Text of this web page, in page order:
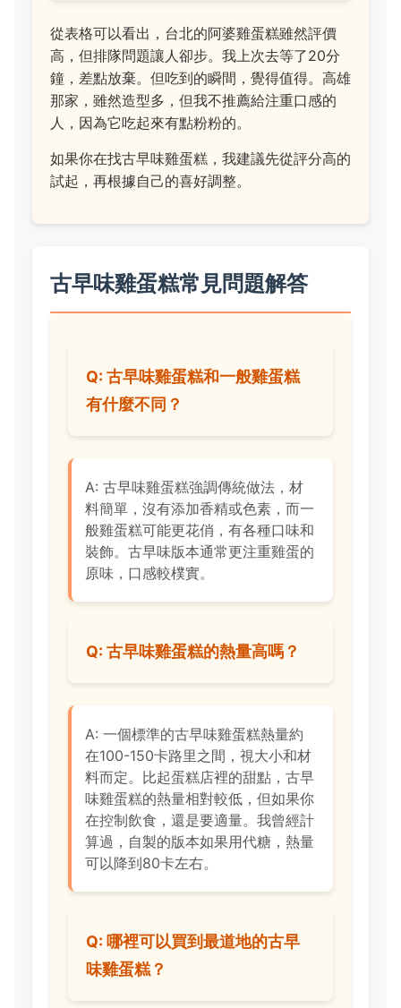
從表格可以看出，台北的阿婆雞蛋糕雖然評價
高，但排隊問題讓人卻步。我上次去等了20分
鐘，差點放棄。但吃到的瞬間，覺得值得。高雄
那家，雖然造型多，但我不推薦給注重口感的
人，因為它吃起來有點粉粉的。
如果你在找古早味雞蛋糕，我建議先從評分高的
試起，再根據自己的喜好調整。
古早味雞蛋糕常見問題解答
Q: 古早味雞蛋糕和一般雞蛋糕
有什麼不同？
A: 古早味雞蛋糕強調傳統做法，材
料簡單，沒有添加香精或色素，而一
般雞蛋糕可能更花俏，有各種口味和
裝飾。古早味版本通常更注重雞蛋的
原味，口感較樸實。
Q: 古早味雞蛋糕的熱量高嗎？
A: 一個標準的古早味雞蛋糕熱量約
在100-150卡路里之間，視大小和材
料而定。比起蛋糕店裡的甜點，古早
味雞蛋糕的熱量相對較低，但如果你
在控制飲食，還是要適量。我曾經計
算過，自製的版本如果用代糖，熱量
可以降到80卡左右。
Q: 哪裡可以買到最道地的古早
味雞蛋糕？